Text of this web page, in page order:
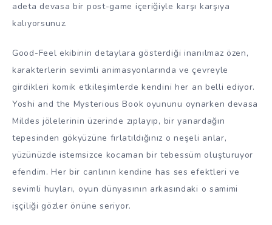
adeta devasa bir post-game içeriğiyle karşı karşıya
kalıyorsunuz.
Good-Feel ekibinin detaylara gösterdiği inanılmaz özen,
karakterlerin sevimli animasyonlarında ve çevreyle
girdikleri komik etkileşimlerde kendini her an belli ediyor.
Yoshi and the Mysterious Book oyununu oynarken devasa
Mildes jölelerinin üzerinde zıplayıp, bir yanardağın
tepesinden gökyüzüne fırlatıldığınız o neşeli anlar,
yüzünüzde istemsizce kocaman bir tebessüm oluşturuyor
efendim. Her bir canlının kendine has ses efektleri ve
sevimli huyları, oyun dünyasının arkasındaki o samimi
işçiliği gözler önüne seriyor.